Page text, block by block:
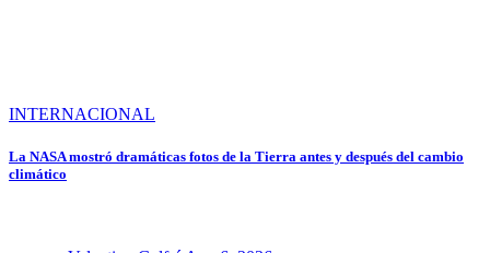
INTERNACIONAL
La NASA mostró dramáticas fotos de la Tierra antes y después del cambio
climático